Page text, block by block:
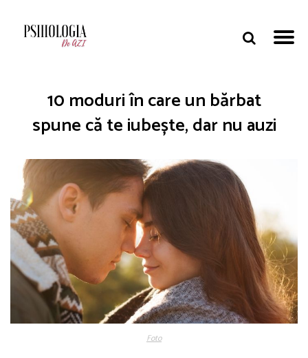
10 moduri în care un bărbat
spune că te iubește, dar nu auzi
Foto